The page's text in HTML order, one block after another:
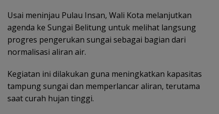
Usai meninjau Pulau Insan, Wali Kota melanjutkan
agenda ke Sungai Belitung untuk melihat langsung
progres pengerukan sungai sebagai bagian dari
normalisasi aliran air.
Kegiatan ini dilakukan guna meningkatkan kapasitas
tampung sungai dan memperlancar aliran, terutama
saat curah hujan tinggi.